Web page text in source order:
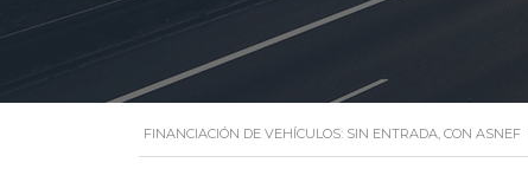
FINANCIACIÓN DE VEHÍCULOS: SIN ENTRADA, CON ASNEF